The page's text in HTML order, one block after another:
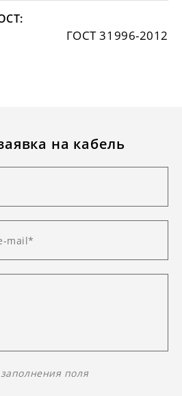
ГОСТ 31996-2012
на кабель
поля